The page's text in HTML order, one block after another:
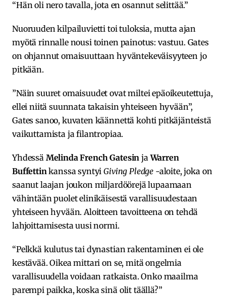
“Hän oli nero tavalla, jota en osannut selittää.”
Nuoruuden kilpailuvietti toi tuloksia, mutta ajan
myötä rinnalle nousi toinen painotus: vastuu. Gates
on ohjannut omaisuuttaan hyväntekeväisyyteen jo
pitkään.
”Näin suuret omaisuudet ovat miltei epäoikeutettuja,
ellei niitä suunnata takaisin yhteiseen hyvään”,
Gates sanoo, kuvaten käännettä kohti pitkäjänteistä
vaikuttamista ja filantropiaa.
Yhdessä Melinda French Gatesin jaWarren
Buffettinkanssa syntyiGiving Pledge -aloite, joka on
saanut laajan joukon miljardöörejä lupaamaan
vähintään puolet elinikäisestä varallisuudestaan
yhteiseen hyvään. Aloitteen tavoitteena on tehdä
lahjoittamisesta uusi normi.
“Pelkkä kulutus tai dynastian rakentaminen ei ole
kestävää. Oikea mittari on se, mitä ongelmia
varallisuudella voidaan ratkaista. Onko maailma
parempi paikka, koska sinä olit täällä?”